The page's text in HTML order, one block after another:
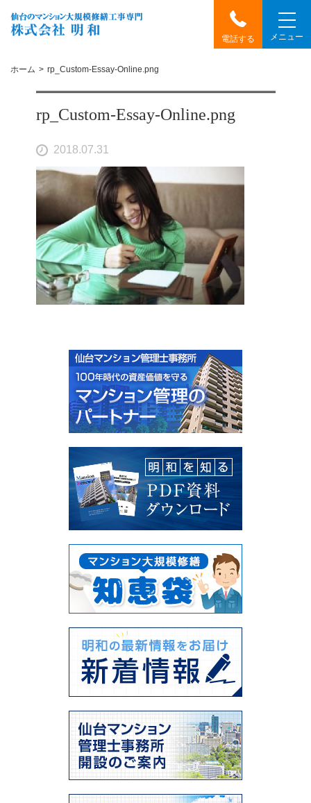
電話する メニュー
ホーム rp_Custom-Essay-Online.png
rp_Custom-Essay-Online.png
2018.07.31